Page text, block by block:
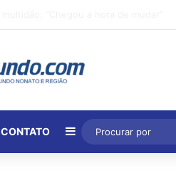
CONTATO Barra Lateral